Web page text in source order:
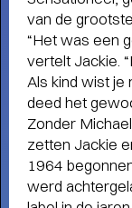
van de
“Het was een
vertelt Jackie.
Als kind wist je
deed het
Zonder
zetten Jackie
1964
werd